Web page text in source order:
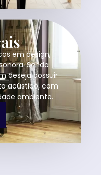
em design,
Sendo
deseja possuir
acústico, com
ambiente.